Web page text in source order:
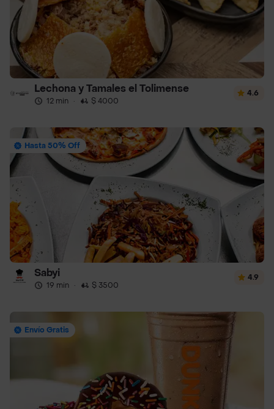
Lechona y Tamales el Tolimense
12 min · $ 4000
4.6
Hasta 50% Off
Sabyi
19 min · $ 3500
4.9
Envío Gratis